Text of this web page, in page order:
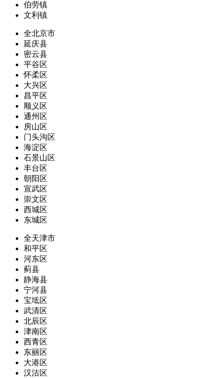
伯劳镇
文利镇
全北京市
延庆县
密云县
平谷区
怀柔区
大兴区
昌平区
顺义区
通州区
房山区
门头沟区
海淀区
石景山区
丰台区
朝阳区
宣武区
崇文区
西城区
东城区
全天津市
和平区
河东区
蓟县
静海县
宁河县
宝坻区
武清区
北辰区
津南区
西青区
东丽区
大港区
汉沽区